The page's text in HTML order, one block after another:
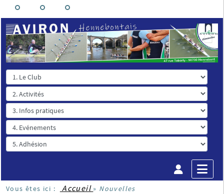
Vous êtes ici : Accueil » Nouvelles